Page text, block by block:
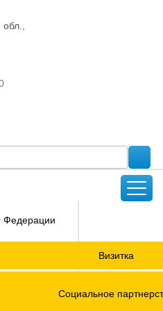
Федерации
Визитка
от 2026 года
Социальное